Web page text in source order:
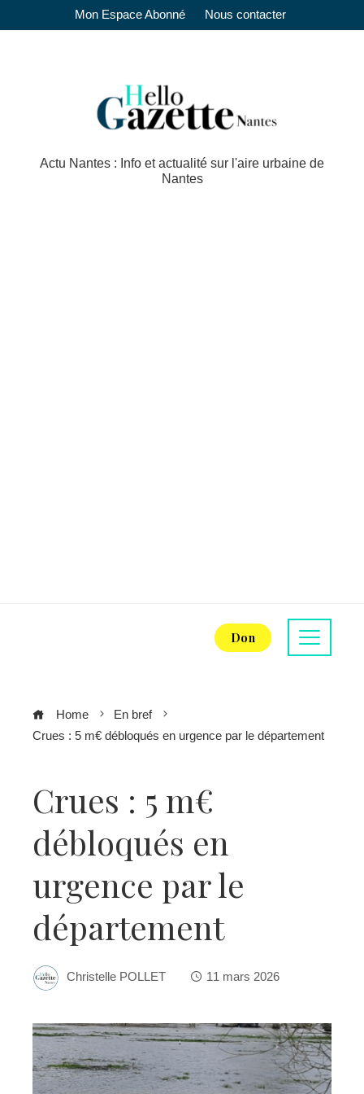
Mon Espace Abonné Nous contacter
Actu Nantes : Info et actualité sur l'aire urbaine de
Nantes
Don
Home
En bref
Crues : 5 m€ débloqués en urgence par le département
Crues : 5 m€
débloqués en
urgence par le
département
Christelle POLLET 11 mars 2026